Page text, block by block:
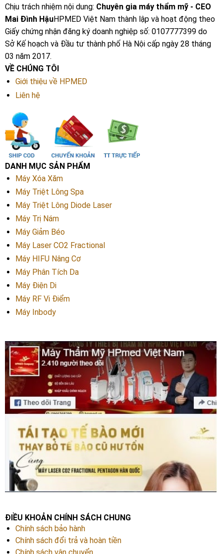
Chịu trách nhiệm nội dung: Chuyên gia máy thẩm mỹ - CEO
Mai Đình HậuHPMED Việt Nam thành lập và hoạt động theo
Giấy chứng nhận đăng ký doanh nghiệp số: 0107777399 do
Sở Kế hoạch và Đầu tư thành phố Hà Nội cấp ngày 28 tháng
03 năm 2017.
VỀ CHÚNG TÔI
Giới thiệu về HPMED
Liên hệ
DANH MỤC SẢN PHẨM
Máy Xóa Xăm
Máy Triệt Lông Spa
Máy Triệt Lông Diode Laser
Máy Trị Nám
Máy Giảm Béo
Máy Laser CO2 Fractional
Máy HIFU Nâng Cơ
Máy Phân Tích Da
Máy Điện Di
Máy RF Vi Điểm
Máy Inbody
ĐIỀU KHOẢN CHÍNH SÁCH CHUNG
Chính sách bảo hành
Chính sách đổi trả và hoàn tiền